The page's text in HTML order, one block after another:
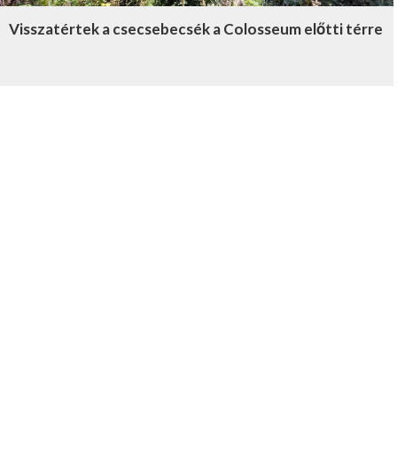
Visszatértek a csecsebecsék a Colosseum előtti térre